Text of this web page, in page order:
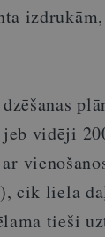
vidēji
cik liela
tieši